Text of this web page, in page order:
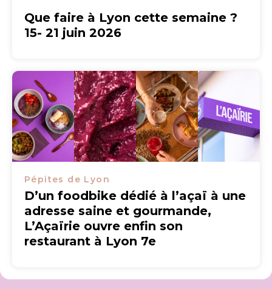
Que faire à Lyon cette semaine ?
15- 21 juin 2026
Pépites de Lyon
D’un foodbike dédié à l’açaï à une
adresse saine et gourmande,
L’Açaïrie ouvre enfin son
restaurant à Lyon 7e